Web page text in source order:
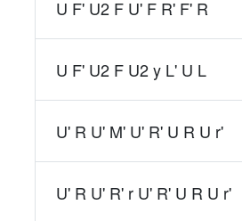
U F' U2 F U' F R' F' R
U F' U2 F U2 y L' U L
U' R U' M' U' R' U R U r'
U' R U' R' r U' R' U R U r'